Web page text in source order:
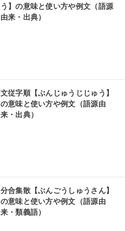
う】の意味と使い方や例文（語源
由来・出典）
文従字順【ぶんじゅうじじゅう】
の意味と使い方や例文（語源由
来・出典）
分合集散【ぶんごうしゅうさん】
の意味と使い方や例文（語源由
来・類義語）